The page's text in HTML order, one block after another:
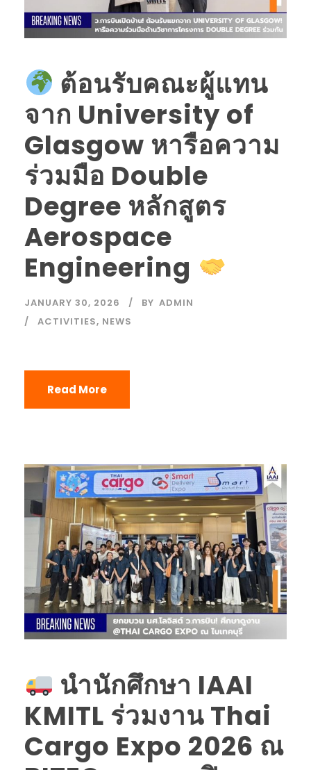
ต้อนรับคณะผู้แทน
จาก University of
Glasgow หารือความ
ร่วมมือ Double
Degree หลักสูตร
Aerospace
Engineering
JANUARY 30, 2026 BY ADMIN
ACTIVITIES, NEWS
Read More
นำนักศึกษา IAAI
KMITL ร่วมงาน Thai
Cargo Expo 2026 ณ